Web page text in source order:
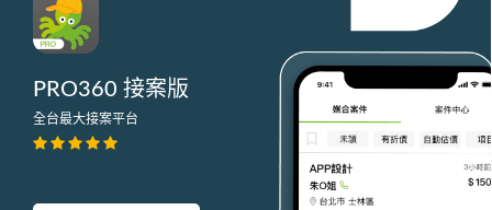
PRO360 接案版
全台最大接案平台